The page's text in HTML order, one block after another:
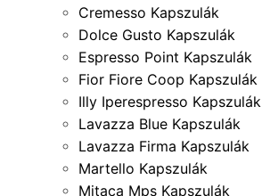
Cremesso Kapszulák
Dolce Gusto Kapszulák
Espresso Point Kapszulák
Fior Fiore Coop Kapszulák
Illy Iperespresso Kapszulák
Lavazza Blue Kapszulák
Lavazza Firma Kapszulák
Martello Kapszulák
Mitaca Mps Kapszulák